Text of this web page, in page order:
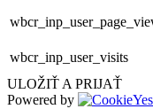
wbcr_inp_user_visits
ULOŽIŤ A PRIJAŤ
Powered by